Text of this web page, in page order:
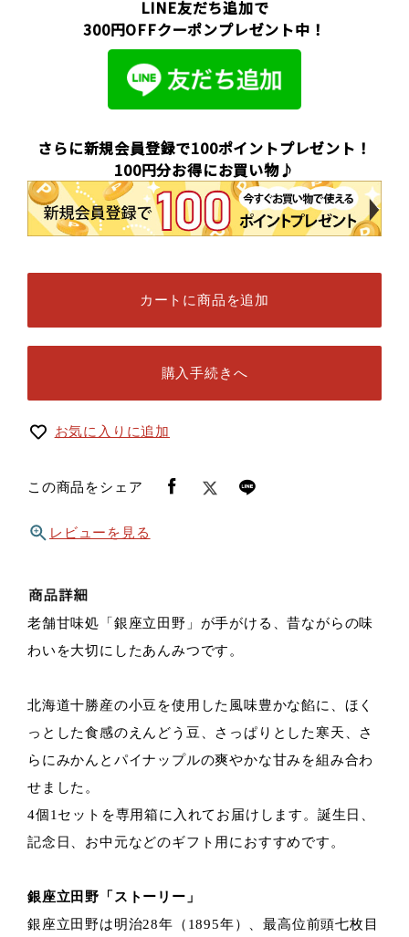
LINE友だち追加で
300円OFFクーポンプレゼント中！
さらに新規会員登録で100ポイントプレゼント！
100円分お得にお買い物♪
カートに商品を追加
購入手続きへ
お気に入りに追加
この商品をシェア
レビューを見る
老舗甘味処「銀座立田野」が手がける、昔ながらの味
わいを大切にしたあんみつです。
北海道十勝産の小豆を使用した風味豊かな餡に、ほく
っとした食感のえんどう豆、さっぱりとした寒天、さ
らにみかんとパイナップルの爽やかな甘みを組み合わ
せました。
4個1セットを専用箱に入れてお届けします。誕生日、
記念日、お中元などのギフト用におすすめです。
銀座立田野「ストーリー」
銀座立田野は明治28年（1895年）、最高位前頭七枚目